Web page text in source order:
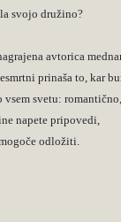
svojo družino?
avtorica
prinaša to, kar
svetu:
napete pripovedi,
odložiti.